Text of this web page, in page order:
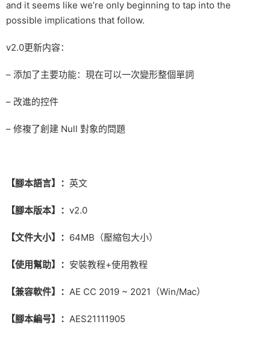
and it seems like we’re only beginning to tap into the
possible implications that follow.
v2.0更新内容：
– 添加了主要功能：現在可以一次變形整個單詞
– 改進的控件
– 修複了創建 Null 對象的問題
【腳本語言】： 英文
【腳本版本】： v2.0
【文件大小】： 64MB（壓縮包大小）
【使用幫助】： 安裝教程+使用教程
【兼容軟件】： AE CC 2019 ~ 2021（Win/Mac）
【腳本編号】： AES21111905